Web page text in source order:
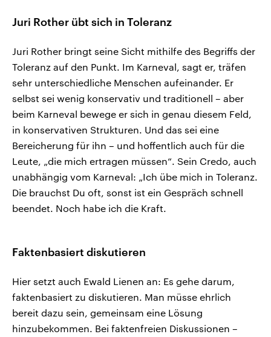
Juri Rother übt sich in Toleranz
Juri Rother bringt seine Sicht mithilfe des Begriffs der
Toleranz auf den Punkt. Im Karneval, sagt er, träfen
sehr unterschiedliche Menschen aufeinander. Er
selbst sei wenig konservativ und traditionell – aber
beim Karneval bewege er sich in genau diesem Feld,
in konservativen Strukturen. Und das sei eine
Bereicherung für ihn – und hoffentlich auch für die
Leute, „die mich ertragen müssen“. Sein Credo, auch
unabhängig vom Karneval: „Ich übe mich in Toleranz.
Die brauchst Du oft, sonst ist ein Gespräch schnell
beendet. Noch habe ich die Kraft.
Faktenbasiert diskutieren
Hier setzt auch Ewald Lienen an: Es gehe darum,
faktenbasiert zu diskutieren. Man müsse ehrlich
bereit dazu sein, gemeinsam eine Lösung
hinzubekommen. Bei faktenfreien Diskussionen –